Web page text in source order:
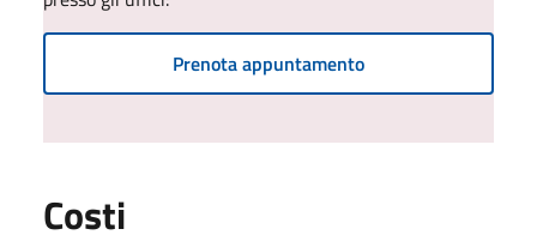
Prenota appuntamento
Costi